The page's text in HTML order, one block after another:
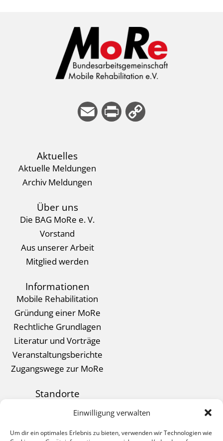
Einwilligung verwalten
Um dir ein optimales Erlebnis zu bieten, verwenden wir Technologien wie
E
Pri
Aktuelles
Aktuelle Meldungen
Archiv Meldungen
Über uns
Die BAG MoRe e. V.
Vorstand
Aus unserer Arbeit
Mitglied werden
Informationen
Mobile Rehabilitation
Gründung einer MoRe
Rechtliche Grundlagen
Literatur und Vorträge
Veranstaltungsberichte
Zugangswege zur MoRe
Standorte
Kontakt